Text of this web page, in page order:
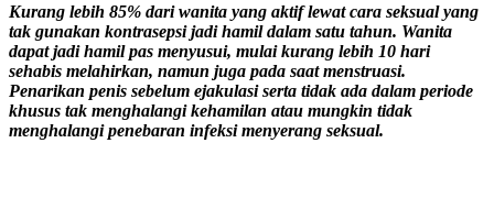
Kurang lebih 85% dari wanita yang aktif lewat cara seksual yang
tak gunakan kontrasepsi jadi hamil dalam satu tahun. Wanita
dapat jadi hamil pas menyusui, mulai kurang lebih 10 hari
sehabis melahirkan, namun juga pada saat menstruasi.
Penarikan penis sebelum ejakulasi serta tidak ada dalam periode
khusus tak menghalangi kehamilan atau mungkin tidak
menghalangi penebaran infeksi menyerang seksual.